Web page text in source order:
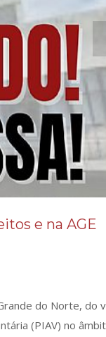
e na AGE
do Norte, do
(PIAV) no